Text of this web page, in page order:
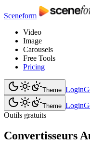
Sceneform
Video
Image
Carousels
Free Tools
Pricing
Theme Login
Theme Login
Outils gratuits
Convertisseurs